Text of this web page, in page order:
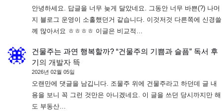
안녕하세요. 답글을 너무 늦게 달았네요. 그동안 너무 바쁜(?) 나머
지 블로그 운영이 소홀했던거 같습니다. 이것저것 다른쪽에 신경쓸
께 많아서요 ㅎㅎㅎㅎ 이글은 비교적…
건물주는 과연 행복할까? “건물주의 기쁨과 슬픔” 독서 후
기의 개발자 뜩
2026년 02월 05일
오랜만에 댓글을 남깁니다. 조물주 위에 건물주라고 하던데 글 내
용을 보니 꼭 그런 것만은 아니겠네요. 이 글을 쓰던 당시까지만 해
도 부동산…